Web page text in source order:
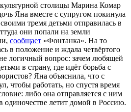
столицы Марина Комар
Яна вместе с супругом покинула
тремя детьми отправилась в
они попали на земли
сообщает «Фонтанка». На то
в положение и ждала четвёртого
логичный вопрос: зачем любящей
в страну, где идёт борьба с
Яна объяснила, что с
чтобы работать, но спустя время
либо она отправляется с ним
летит домой в Россию.